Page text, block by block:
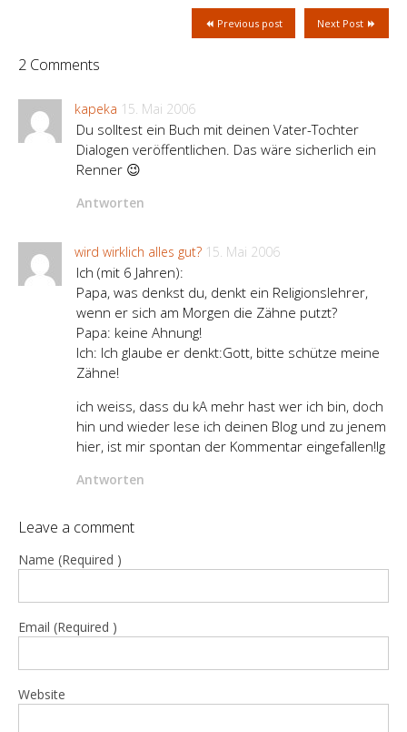
Next Post
Previous post
2 Comments
kapeka 15. Mai 2006
Du solltest ein Buch mit deinen Vater-Tochter
Dialogen veröffentlichen. Das wäre sicherlich ein
Renner 😉
Antworten
wird wirklich alles gut? 15. Mai 2006
Ich (mit 6 Jahren):
Papa, was denkst du, denkt ein Religionslehrer,
wenn er sich am Morgen die Zähne putzt?
Papa: keine Ahnung!
Ich: Ich glaube er denkt:Gott, bitte schütze meine
Zähne!
ich weiss, dass du kA mehr hast wer ich bin, doch
hin und wieder lese ich deinen Blog und zu jenem
hier, ist mir spontan der Kommentar eingefallen!lg
Antworten
Leave a comment
Name (Required )
Email (Required )
Website